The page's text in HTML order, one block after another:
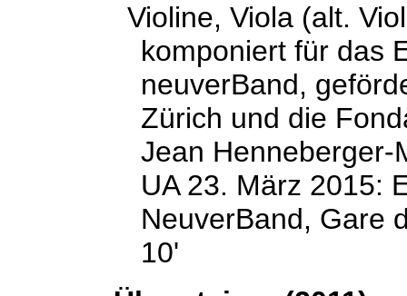
Violine, Viola (alt.
komponiert für das
neuverBand,
Zürich und die
Jean Henneberger-
UA 23. März 2015:
NeuverBand, Gare
10'